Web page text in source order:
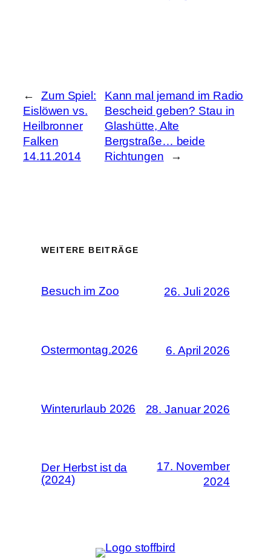
←
Zum Spiel:
Eislöwen vs.
Heilbronner
Falken
14.11.2014
Kann mal jemand im Radio
Bescheid geben? Stau in
Glashütte, Alte
Bergstraße… beide
Richtungen
→
WEITERE BEITRÄGE
Besuch im Zoo 26. Juli 2026
Ostermontag.2026 6. April 2026
Winterurlaub 2026 28. Januar 2026
Der Herbst ist da
(2024)
17. November
2024